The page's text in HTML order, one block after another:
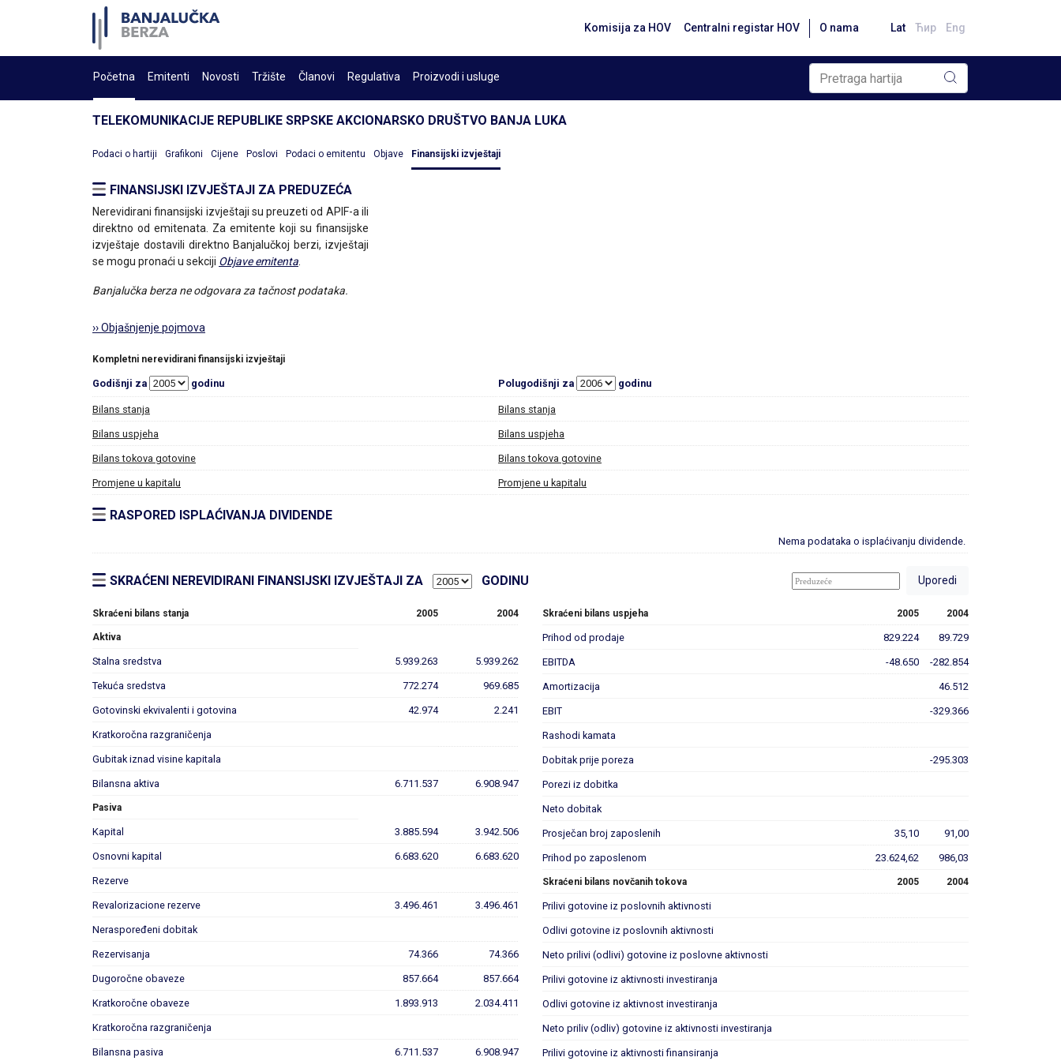
Komisija za HOV Centralni registar HOV O nama Lat Ћир Eng
Početna Emitenti Novosti Tržište Članovi Regulativa Proizvodi i usluge
TELEKOMUNIKACIJE REPUBLIKE SRPSKE AKCIONARSKO DRUŠTVO BANJA LUKA
Podaci o hartiji Grafikoni Cijene Poslovi Podaci o emitentu Objave Finansijski izvještaji
FINANSIJSKI IZVJEŠTAJI ZA PREDUZEĆA
Nerevidirani finansijski izvještaji su preuzeti od APIF-a ili
direktno od emitenata. Za emitente koji su finansijske
izvještaje dostavili direktno Banjalučkoj berzi, izvještaji
se mogu pronaći u sekciji Objave emitenta.
Banjalučka berza ne odgovara za tačnost podataka.
›› Objašnjenje pojmova
Kompletni nerevidirani finansijski izvještaji
Godišnji za godinu Polugodišnji za godinu
Bilans stanja Bilans stanja
Bilans uspjeha Bilans uspjeha
Bilans tokova gotovine Bilans tokova gotovine
Promjene u kapitalu Promjene u kapitalu
RASPORED ISPLAĆIVANJA DIVIDENDE
Nema podataka o isplaćivanju dividende.
SKRAĆENI NEREVIDIRANI FINANSIJSKI IZVJEŠTAJI ZA GODINU
Skraćeni bilans stanja 2005 2004
Aktiva
Stalna sredstva 5.939.263 5.939.262
Tekuća sredstva 772.274 969.685
Gotovinski ekvivalenti i gotovina 42.974 2.241
Kratkoročna razgraničenja
Gubitak iznad visine kapitala
Bilansna aktiva 6.711.537 6.908.947
Pasiva
Kapital 3.885.594 3.942.506
Osnovni kapital 6.683.620 6.683.620
Rezerve
Revalorizacione rezerve 3.496.461 3.496.461
Neraspoređeni dobitak
Rezervisanja 74.366 74.366
Dugoročne obaveze 857.664 857.664
Kratkoročne obaveze 1.893.913 2.034.411
Kratkoročna razgraničenja
Bilansna pasiva 6.711.537 6.908.947
Skraćeni bilans uspjeha 2005 2004
Prihod od prodaje 829.224 89.729
EBITDA -48.650 -282.854
Amortizacija 46.512
EBIT -329.366
Rashodi kamata
Dobitak prije poreza -295.303
Porezi iz dobitka
Neto dobitak
Prosječan broj zaposlenih 35,10 91,00
Prihod po zaposlenom 23.624,62 986,03
Skraćeni bilans novčanih tokova 2005 2004
Prilivi gotovine iz poslovnih aktivnosti
Odlivi gotovine iz poslovnih aktivnosti
Neto prilivi (odlivi) gotovine iz poslovne aktivnosti
Prilivi gotovine iz aktivnosti investiranja
Odlivi gotovine iz aktivnost investiranja
Neto priliv (odliv) gotovine iz aktivnosti investiranja
Prilivi gotovine iz aktivnosti finansiranja